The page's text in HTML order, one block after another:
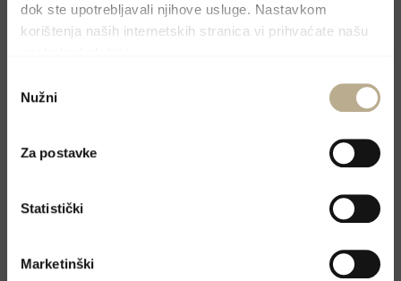
dok ste upotrebljavali njihove usluge. Nastavkom
korištenja naših internetskih stranica vi prihvaćate našu
pristanka
Nužni
Za postavke
Statistički
Marketinški